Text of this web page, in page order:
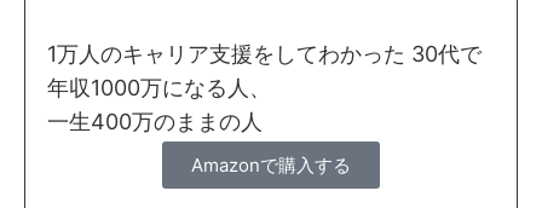
1万人のキャリア支援をしてわかった 30代で
年収1000万になる人、
一生400万のままの人
Amazonで購入する